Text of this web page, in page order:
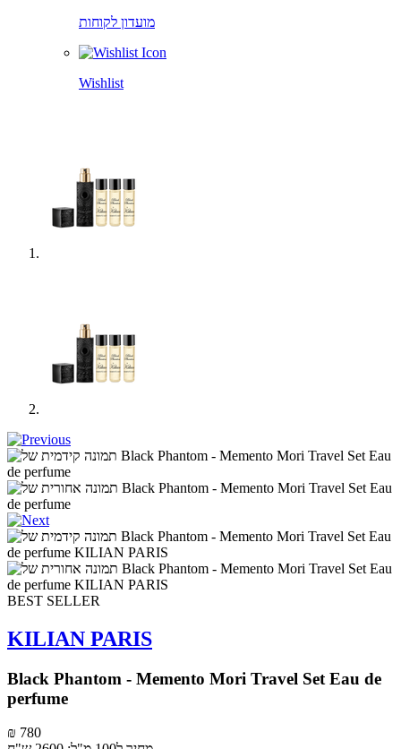
מועדון לקוחות
Wishlist
BEST SELLER
KILIAN PARIS
Black Phantom - Memento Mori Travel Set Eau de
perfume
₪ 780